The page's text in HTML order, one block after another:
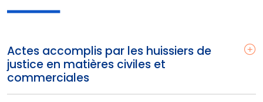
Actes accomplis par les huissiers de
justice en matières civiles et
commerciales